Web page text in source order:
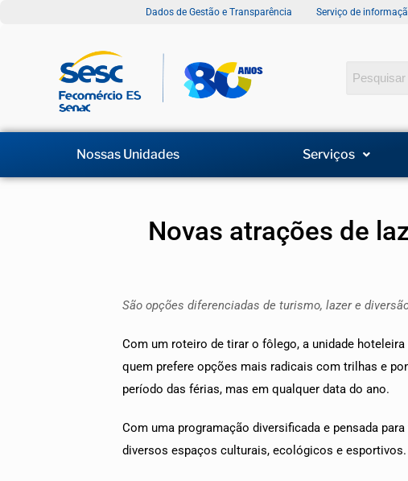
Dados de Gestão e Transparência Serviço de
Nossas Unidades Serviços
Novas atrações de
São opções diferenciadas de turismo, lazer e
Com um roteiro de tirar o fôlego, a unidade
quem prefere opções mais radicais com trilhas e
período das férias, mas em qualquer data do ano.
Com uma programação diversificada e pensada
diversos espaços culturais, ecológicos e esportivos.